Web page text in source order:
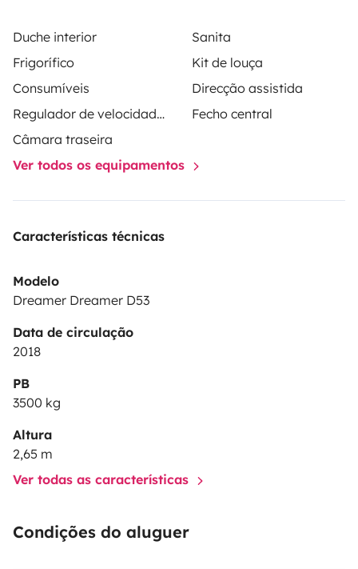
Duche interior
Sanita
Frigorífico
Kit de louça
Consumíveis
Direcção assistida
Regulador de velocidade / Cruise Control
Fecho central
Câmara traseira
Ver todos os equipamentos
Características técnicas
Modelo
Dreamer Dreamer D53
Data de circulação
2018
PB
3500 kg
Altura
2,65 m
Ver todas as características
Condições do aluguer